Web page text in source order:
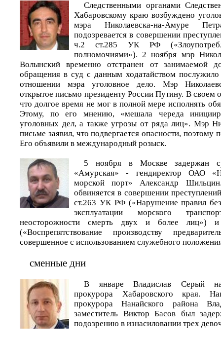
Следственными органами
Хабаровскому краю возбуждено
мэра Николаевска-на-Амуре
подозревается в совершении
ч.2 ст.285 УК РФ
полномочиями»). 2 ноября мэр
Волынский временно отстранен от занимаемой
обращения в суд с данным ходатайством
отношении мэра уголовное дело. Мэр
открытое письмо президенту России Путину. В своем
что долгое время не мог в полной мере исполнять
Этому, по его мнению, «мешала череда
уголовных дел, а также угрозы от ряда лиц». Мэр
письме заявил, что подвергается опасности, поэтому
Его объявили в международный розыск.
5 ноября в Москве задержан
«Амурская» - гендиректор ОАО
морской порт» Александр
обвиняется в совершении
ст.263 УК РФ («Нарушение правил
эксплуатации морского
неосторожности смерть двух и более
(«Воспрепятствование производству
совершенное с использованием служебного
сменные дни
В январе Владислав Серый
прокурора Хабаровского края.
прокурора Нанайского района
заместитель Виктор Басов был
подозрению в изнасиловании трех